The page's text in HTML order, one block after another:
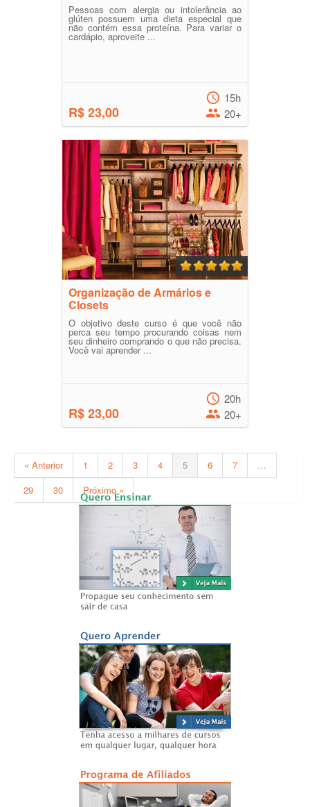
Pessoas com alergia ou intolerância ao
glúten possuem uma dieta especial que
não contém essa proteína. Para variar o
cardápio, aproveite ...
R$ 23,00
15h
20+
Organização de Armários e
Closets
O objetivo deste curso é que você não
perca seu tempo procurando coisas nem
seu dinheiro comprando o que não precisa.
Você vai aprender ...
R$ 23,00
20h
20+
« Anterior 1 2 3 4 5 6 7
…
29
30 Próximo »